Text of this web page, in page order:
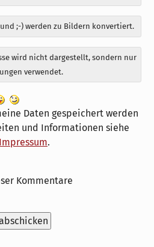
;-) werden zu Bildern konvertiert.
wird nicht dargestellt, sondern nur
verwendet.
Daten gespeichert werden
und Informationen siehe
.
Kommentare